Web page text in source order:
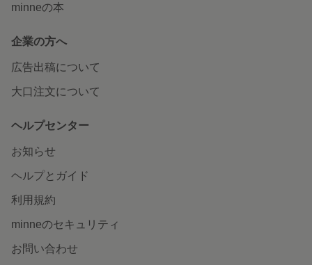
minneの本
企業の方へ
広告出稿について
大口注文について
ヘルプセンター
お知らせ
ヘルプとガイド
利用規約
minneのセキュリティ
お問い合わせ